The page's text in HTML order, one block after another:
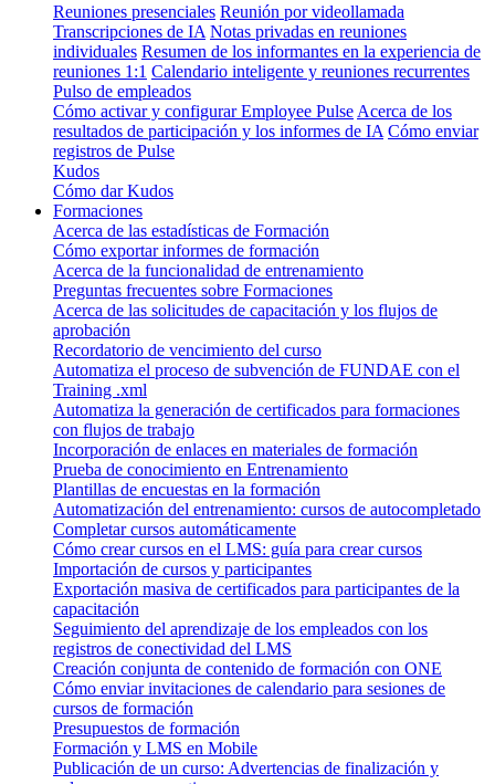
Reuniones presenciales Reunión por videollamada
Transcripciones de IA Notas privadas en reuniones
individuales Resumen de los informantes en la experiencia de
reuniones 1:1 Calendario inteligente y reuniones recurrentes
Pulso de empleados
Cómo activar y configurar Employee Pulse Acerca de los
resultados de participación y los informes de IA Cómo enviar
registros de Pulse
Kudos
Cómo dar Kudos
Formaciones
Acerca de las estadísticas de Formación
Cómo exportar informes de formación
Acerca de la funcionalidad de entrenamiento
Preguntas frecuentes sobre Formaciones
Acerca de las solicitudes de capacitación y los flujos de
aprobación
Recordatorio de vencimiento del curso
Automatiza el proceso de subvención de FUNDAE con el
Training .xml
Automatiza la generación de certificados para formaciones
con flujos de trabajo
Incorporación de enlaces en materiales de formación
Prueba de conocimiento en Entrenamiento
Plantillas de encuestas en la formación
Automatización del entrenamiento: cursos de autocompletado
Completar cursos automáticamente
Cómo crear cursos en el LMS: guía para crear cursos
Importación de cursos y participantes
Exportación masiva de certificados para participantes de la
capacitación
Seguimiento del aprendizaje de los empleados con los
registros de conectividad del LMS
Creación conjunta de contenido de formación con ONE
Cómo enviar invitaciones de calendario para sesiones de
cursos de formación
Presupuestos de formación
Formación y LMS en Mobile
Publicación de un curso: Advertencias de finalización y